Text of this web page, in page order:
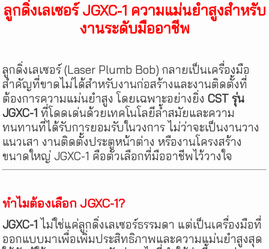
ลูกดิ่งเลเซอร์ JGXC-1 ความแม่นยำสูงสำหรับ
งานระดับมืออาชีพ
ลูกดิ่งเลเซอร์ (Laser Plumb Bob) กลายเป็นเครื่องมือ
สำคัญที่ขาดไม่ได้สำหรับงานก่อสร้างและงานติดตั้งที่
ต้องการความแม่นยำสูง โดยเฉพาะอย่างยิ่งCST รุ่น
JGXC-1 ที่โดดเด่นด้วยเทคโนโลยีล้ำสมัยและความ
ทนทานที่ได้รับการยอมรับในวงการ ไม่ว่าจะเป็นงานวาง
แนวเสา งานติดตั้งประตูหน้าต่าง หรืองานโครงสร้าง
ขนาดใหญ่ JGXC-1 คือตัวเลือกที่มืออาชีพไว้วางใจ
ทำไมต้องเลือก JGXC-1?
JGXC-1 ไม่ใช่แค่ลูกดิ่งเลเซอร์ธรรมดา แต่เป็นเครื่องมือที่
ออกแบบมาเพื่อเพิ่มประสิทธิภาพและความแม่นยำสูงสุด